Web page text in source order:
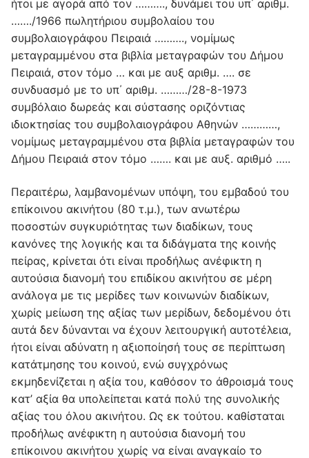
ήτοι με αγορά από τον ………., δυνάμει του υπ΄ αριθμ.
……./1966 πωλητήριου συμβολαίου του
συμβολαιογράφου Πειραιά ………., νομίμως
μεταγραμμένου στα βιβλία μεταγραφών του Δήμου
Πειραιά, στον τόμο … και με αυξ αριθμ. …. σε
συνδυασμό με το υπ΄ αριθμ. ………/28-8-1973
συμβόλαιο δωρεάς και σύστασης οριζόντιας
ιδιοκτησίας του συμβολαιογράφου Αθηνών …………,
νομίμως μεταγραμμένου στα βιβλία μεταγραφών του
Δήμου Πειραιά στον τόμο ……. και με αυξ. αριθμό …..
Περαιτέρω, λαμβανομένων υπόψη, του εμβαδού του
επίκοινου ακινήτου (80 τ.μ.), των ανωτέρω
ποσοστών συγκυριότητας των διαδίκων, τους
κανόνες της λογικής και τα διδάγματα της κοινής
πείρας, κρίνεται ότι είναι προδήλως ανέφικτη η
αυτούσια διανομή του επιδίκου ακινήτου σε μέρη
ανάλογα με τις μερίδες των κοινωνών διαδίκων,
χωρίς μείωση της αξίας των μερίδων, δεδομένου ότι
αυτά δεν δύνανται να έχουν λειτουργική αυτοτέλεια,
ήτοι είναι αδύνατη η αξιοποίησή τους σε περίπτωση
κατάτμησης του κοινού, ενώ συγχρόνως
εκμηδενίζεται η αξία του, καθόσον το άθροισμά τους
κατ’ αξία θα υπολείπεται κατά πολύ της συνολικής
αξίας του όλου ακινήτου. Ως εκ τούτου. καθίσταται
προδήλως ανέφικτη η αυτούσια διανομή του
επίκοινου ακινήτου χωρίς να είναι αναγκαίο το